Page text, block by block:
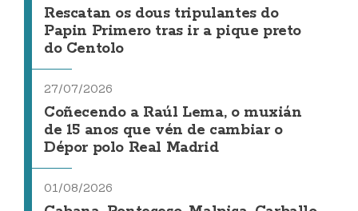
Rescatan os dous tripulantes do
Papin Primero tras ir a pique preto
do Centolo
27/07/2026
Coñecendo a Raúl Lema, o muxián
de 15 anos que vén de cambiar o
Dépor polo Real Madrid
01/08/2026